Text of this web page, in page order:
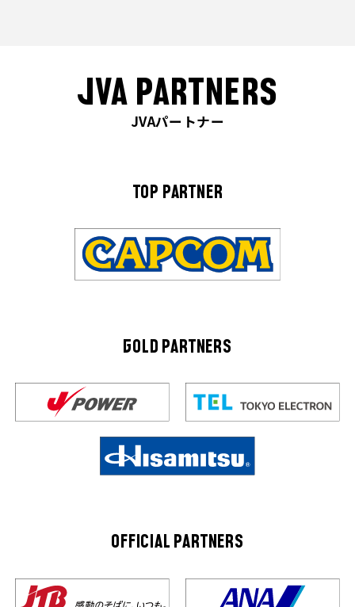
JVA PARTNERS
JVAパートナー
TOP PARTNER
GOLD PARTNERS
OFFICIAL PARTNERS